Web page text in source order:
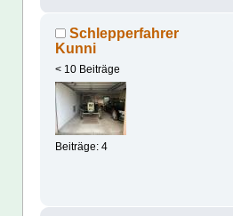
Schlepperfahrer
Kunni
< 10 Beiträge
Beiträge: 4